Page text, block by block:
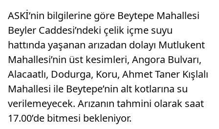
ASKİ’nin bilgilerine göre Beytepe Mahallesi
Beyler Caddesi’ndeki çelik içme suyu
hattında yaşanan arızadan dolayı Mutlukent
Mahallesi’nin üst kesimleri, Angora Bulvarı,
Alacaatlı, Dodurga, Koru, Ahmet Taner Kışlalı
Mahallesi ile Beytepe’nin alt kotlarına su
verilemeyecek. Arızanın tahmini olarak saat
17.00’de bitmesi bekleniyor.